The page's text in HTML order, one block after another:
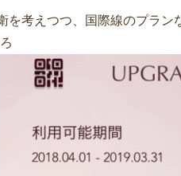
を考えつつ、国際線のプラ